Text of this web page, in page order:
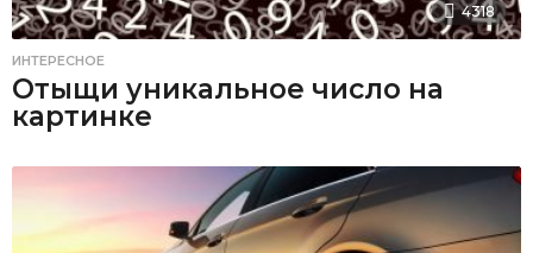
4318
ИНТЕРЕСНОЕ
Отыщи уникальное число на
картинке